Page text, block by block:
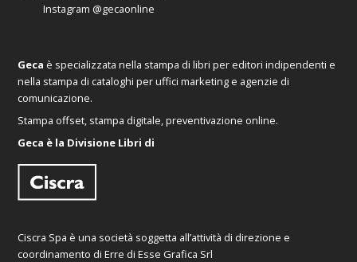
Instagram @gecaonline
Geca è specializzata nella stampa di libri per editori indipendenti e
nella stampa di cataloghi per uffici marketing e agenzie di
comunicazione.
Stampa offset, stampa digitale, preventivazione online.
Geca è la Divisione Libri di
Ciscra Spa è una società soggetta all’attività di direzione e
coordinamento di Erre di Esse Grafica Srl